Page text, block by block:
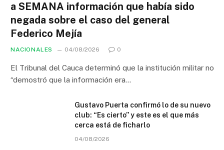
a SEMANA información que había sido
negada sobre el caso del general
Federico Mejía
NACIONALES 04/08/2026 0
El Tribunal del Cauca determinó que la institución militar no
“demostró que la información era…
Gustavo Puerta confirmó lo de su nuevo
club: “Es cierto” y este es el que más
cerca está de ficharlo
04/08/2026